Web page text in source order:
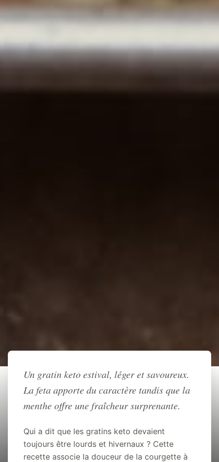
Retour à l'accueil
RECETTE
Gratin de courgettes, feta et
menthe fraîche
Un gratin keto estival, léger et savoureux.
La feta apporte du caractère tandis que la
menthe offre une fraîcheur surprenante.
Qui a dit que les gratins keto devaient
toujours être lourds et hivernaux ? Cette
recette associe la douceur de la courgette à